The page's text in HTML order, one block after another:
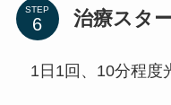
STEP 治療スタ
1日1回、10分程度